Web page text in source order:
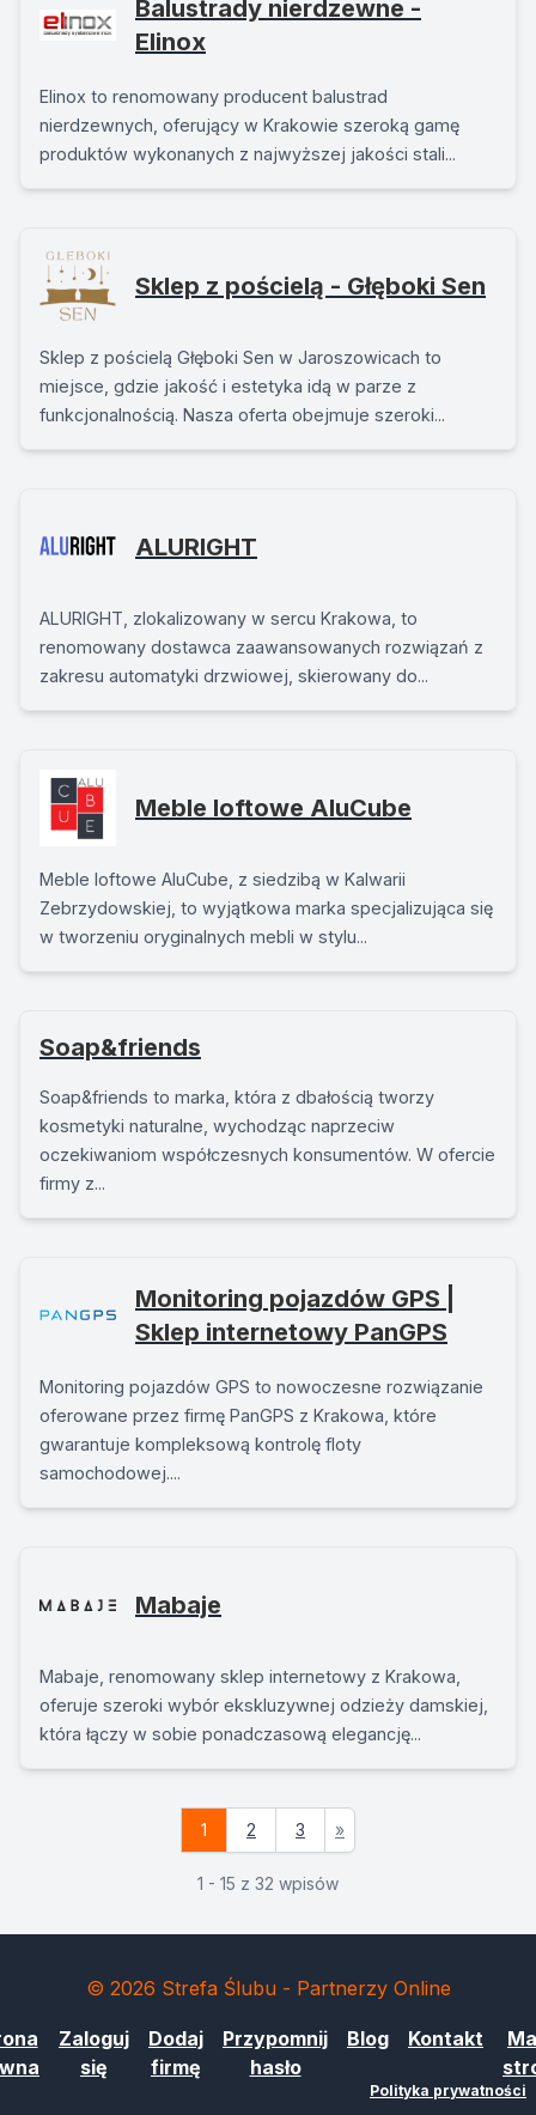
Balustrady nierdzewne -
Elinox
Elinox to renomowany producent balustrad
nierdzewnych, oferujący w Krakowie szeroką gamę
produktów wykonanych z najwyższej jakości stali...
Sklep z pościelą - Głęboki Sen
Sklep z pościelą Głęboki Sen w Jaroszowicach to
miejsce, gdzie jakość i estetyka idą w parze z
funkcjonalnością. Nasza oferta obejmuje szeroki...
ALURIGHT
ALURIGHT, zlokalizowany w sercu Krakowa, to
renomowany dostawca zaawansowanych rozwiązań z
zakresu automatyki drzwiowej, skierowany do...
Meble loftowe AluCube
Meble loftowe AluCube, z siedzibą w Kalwarii
Zebrzydowskiej, to wyjątkowa marka specjalizująca się
w tworzeniu oryginalnych mebli w stylu...
Soap&friends
Soap&friends to marka, która z dbałością tworzy
kosmetyki naturalne, wychodząc naprzeciw
oczekiwaniom współczesnych konsumentów. W ofercie
firmy z...
Monitoring pojazdów GPS |
Sklep internetowy PanGPS
Monitoring pojazdów GPS to nowoczesne rozwiązanie
oferowane przez firmę PanGPS z Krakowa, które
gwarantuje kompleksową kontrolę floty
samochodowej....
Mabaje
Mabaje, renomowany sklep internetowy z Krakowa,
oferuje szeroki wybór ekskluzywnej odzieży damskiej,
która łączy w sobie ponadczasową elegancję...
1 2 3 »
1 - 15 z 32 wpisów
© 2026 Strefa Ślubu - Partnerzy Online
Zaloguj
się
Dodaj
firmę
Przypomnij
hasło
Blog Kontakt
Polityka prywatności